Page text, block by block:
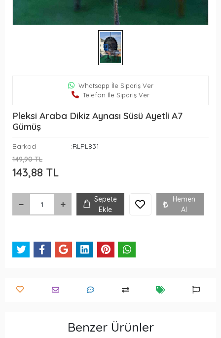
Whatsapp İle Sipariş Ver
Telefon İle Sipariş Ver
Pleksi Araba Dikiz Aynası Süsü Ayetli A7
Gümüş
Barkod
:RLPL831
149,90 TL
143,88 TL
Sepete
Ekle
Hemen
Al
Benzer Ürünler